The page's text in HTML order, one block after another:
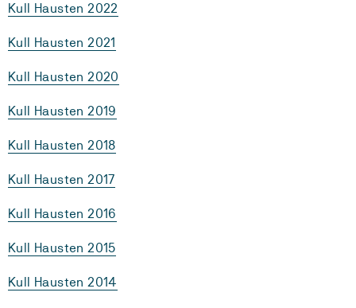
Kull Hausten 2022
Kull Hausten 2021
Kull Hausten 2020
Kull Hausten 2019
Kull Hausten 2018
Kull Hausten 2017
Kull Hausten 2016
Kull Hausten 2015
Kull Hausten 2014